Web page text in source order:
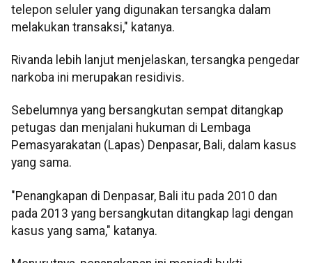
telepon seluler yang digunakan tersangka dalam
melakukan transaksi," katanya.
Rivanda lebih lanjut menjelaskan, tersangka pengedar
narkoba ini merupakan residivis.
Sebelumnya yang bersangkutan sempat ditangkap
petugas dan menjalani hukuman di Lembaga
Pemasyarakatan (Lapas) Denpasar, Bali, dalam kasus
yang sama.
"Penangkapan di Denpasar, Bali itu pada 2010 dan
pada 2013 yang bersangkutan ditangkap lagi dengan
kasus yang sama," katanya.